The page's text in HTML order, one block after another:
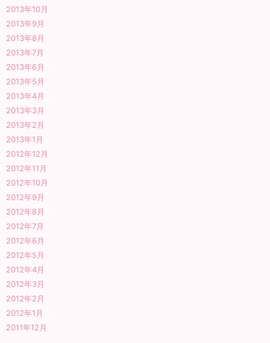
2013年10月
2013年9月
2013年8月
2013年7月
2013年6月
2013年5月
2013年4月
2013年3月
2013年2月
2013年1月
2012年12月
2012年11月
2012年10月
2012年9月
2012年8月
2012年7月
2012年6月
2012年5月
2012年4月
2012年3月
2012年2月
2012年1月
2011年12月